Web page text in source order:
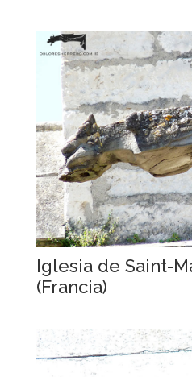
Iglesia de Saint-
(Francia)